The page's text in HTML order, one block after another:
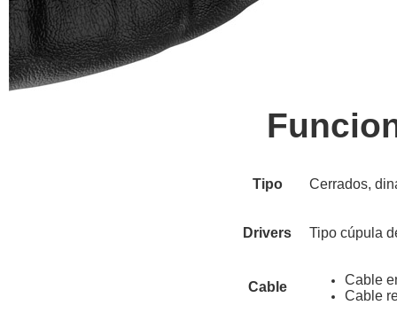
Tipo Cerrados,
Drivers Tipo cúpula
Cable
Cable
Cable